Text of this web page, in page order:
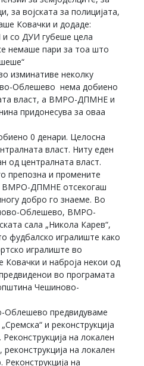
за војската за полицијата,
Ковачки и додаде:
со ДУИ губеше цела
немаше пари за тоа што
изминативе неколку
Облешево нема добиено
власт, а ВМРО-ДПМНЕ и
придонесува за оваа
0 денари. Целосна
власт. Ниту еден
од централната власт.
препозна и промените
ВМРО-ДПМНЕ отсекогаш
добро го знаеме. Во
Облешево, ВМРО-
сала „Никола Карев“,
фудбалско игралиште како
игралиште во
и наброја некои од
во програмата
Чешиново-
Облешево предвидуваме
и реконструкција
на локален
на локален
на